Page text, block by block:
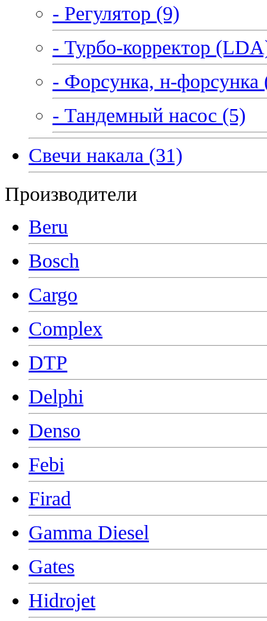
- Регулятор (9)
- Турбо-корректор
- Форсунка, н-форсунка
- Тандемный насос (5)
Свечи накала (31)
Производители
Beru
Bosch
Cargo
Complex
DTP
Delphi
Denso
Febi
Firad
Gamma Diesel
Gates
Hidrojet